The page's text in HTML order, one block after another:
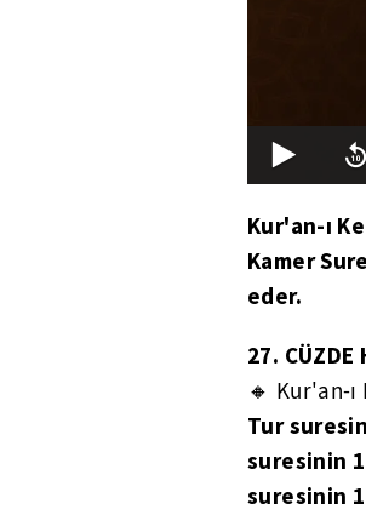
Kur'an-ı
Kamer
eder.
27. CÜZDE
🔸 Kur'an-
Tur
suresinin
suresinin